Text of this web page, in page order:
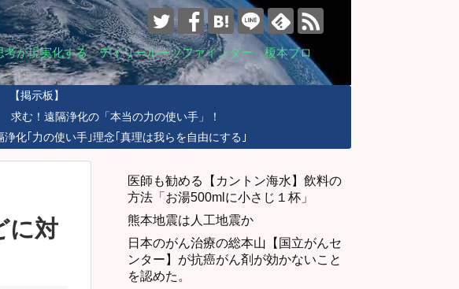
考が現実化する。デイリールーツファインダー 榎本ブロ
【掲示板】
求む！遠隔浄化の「本当の力の使い手」！
浄化｢力の使い手｣理念｢真理は我らを自由にする｣
に対
医師も勧める【カントン海水】飲料の
方法「お湯500mlに小さじ１杯」
熊本地震は人工地震か
日本のがん治療の総本山【国立がんセ
ンター】が抗癌がん剤が効かないこと
を認めた。